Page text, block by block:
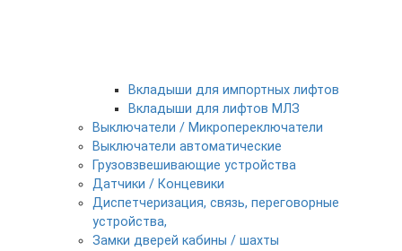
Вкладыши для импортных лифтов
Вкладыши для лифтов МЛЗ
Выключатели / Микропереключатели
Выключатели автоматические
Грузовзвешивающие устройства
Датчики / Концевики
Диспетчеризация, связь, переговорные
устройства,
Замки дверей кабины / шахты